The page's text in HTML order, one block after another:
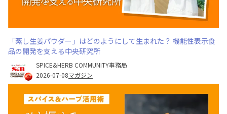
「蒸し生姜パウダー」はどのようにして生まれた？ 機能性表示食
品の開発を支える中央研究所
SPICE&HERB COMMUNITY事務局
2026-07-08マガジン